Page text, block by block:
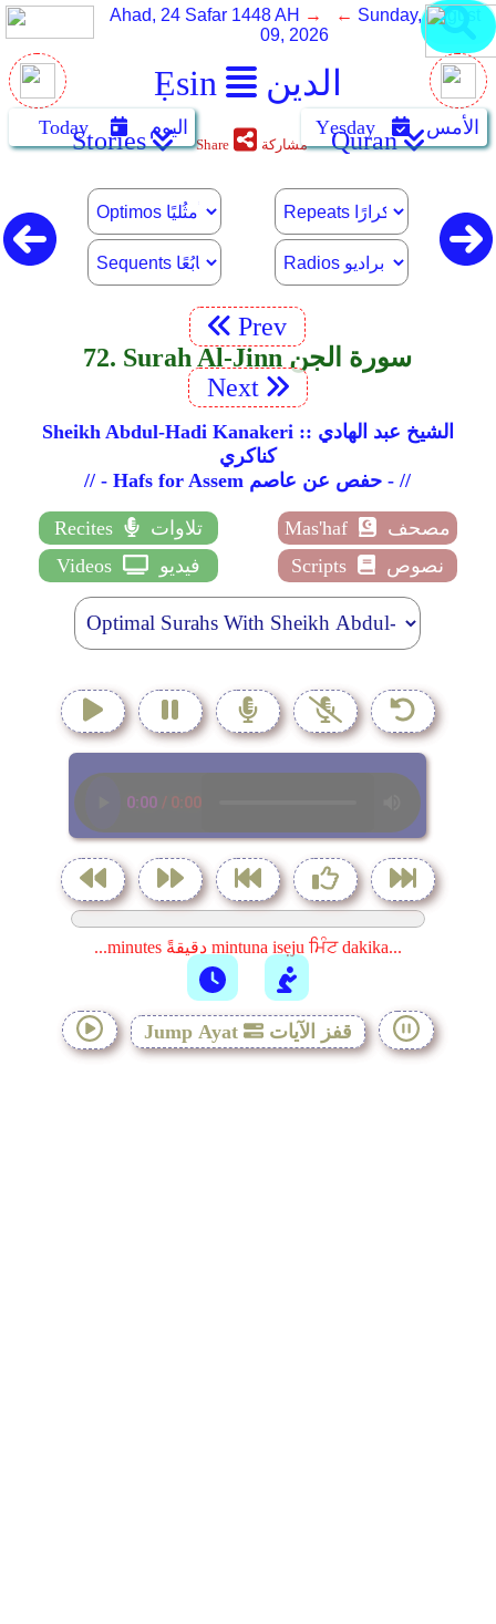
Ẹsin الدين
Ahad, 24 Safar 1448 AH → ← Sunday, August
09, 2026
Today اليوم Yẹsday الأمس Stories Share مشاركة Quran
Prev
72. Surah Al-Jinn سورة الجن
Next
Sheikh Abdul-Hadi Kanakeri :: الشيخ عبد الهادي
كناكري
// - Hafs for Assem حفص عن عاصم - //
Recites تلاوات Mas'haf
مصحف
Videos
فيديو Scripts نصوص
...minutes دقيقةً mintuna isẹju ਮਿੰਟ dakika...
Jump Ayat قفز الآيات